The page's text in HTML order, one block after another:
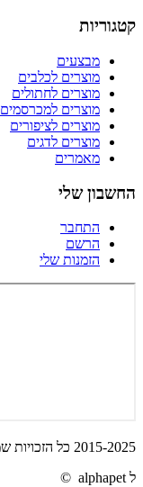
קטגוריות
מבצעים
מוצרים לכלבים
מוצרים לחתולים
מוצרים למכרסמים
מוצרים לציפורים
מוצרים לדגים
מאמרים
החשבון שלי
התחבר
הרשם
הזמנות שלי
2015-2025 כל הזכויות שמורות
ל alphapet ©